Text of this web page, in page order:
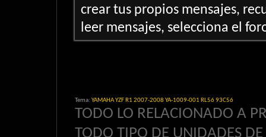
crear tus propios mensajes,
leer mensajes, selecciona el
Tema: YAMAHA YZF R1 2007-2008 YA-1009-001 RL56 93C56
TODO LO RELACIONADO A
TODO TIPO DE UNIDADES